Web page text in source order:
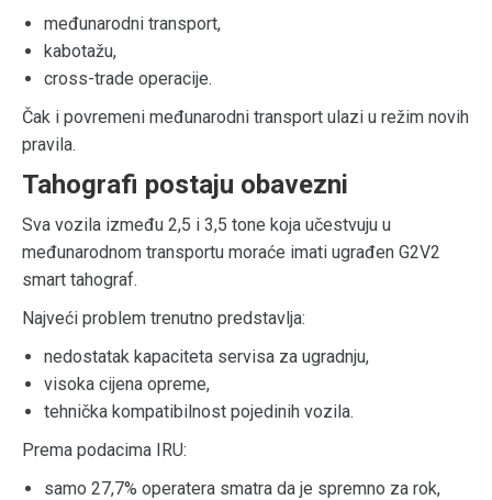
međunarodni transport,
kabotažu,
cross-trade operacije.
Čak i povremeni međunarodni transport ulazi u režim novih
pravila.
Tahografi postaju obavezni
Sva vozila između 2,5 i 3,5 tone koja učestvuju u
međunarodnom transportu moraće imati ugrađen G2V2
smart tahograf.
Najveći problem trenutno predstavlja:
nedostatak kapaciteta servisa za ugradnju,
visoka cijena opreme,
tehnička kompatibilnost pojedinih vozila.
Prema podacima IRU:
samo 27,7% operatera smatra da je spremno za rok,